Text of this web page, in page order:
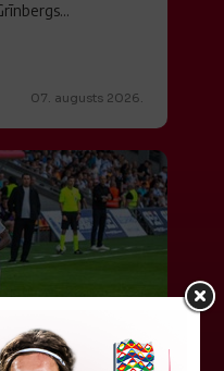
07. augusts 2026.